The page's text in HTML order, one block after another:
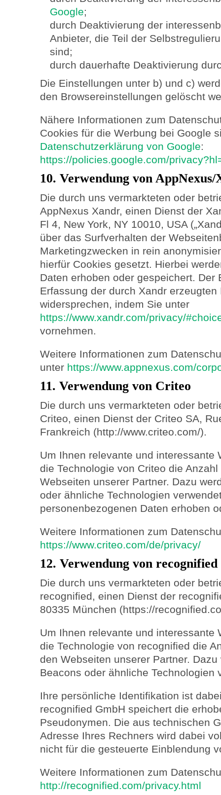
Google;
durch Deaktivierung der
Anbieter, die Teil der
sind;
durch dauerhafte Deaktivierung
Die Einstellungen unter b) und c)
den Browsereinstellungen gelöscht
Nähere Informationen zum
Cookies für die Werbung bei Google
Datenschutzerklärung von Google:
https://policies.google.com/
10. Verwendung von
Die durch uns vermarkteten oder
AppNexus Xandr, einen Dienst der
Fl 4, New York, NY 10010, USA
über das Surfverhalten der
Marketingzwecken in rein
hierfür Cookies gesetzt. Hierbei
Daten erhoben oder gespeichert. Der
Erfassung der durch Xandr
widersprechen, indem Sie unter
https://www.xandr.com/privacy/
vornehmen.
Weitere Informationen zum
unter https://www.appnexus.com/
11. Verwendung von Criteo
Die durch uns vermarkteten oder
Criteo, einen Dienst der Criteo SA,
Frankreich (http://www.criteo.com/).
Um Ihnen relevante und interessante
die Technologie von Criteo die
Webseiten unserer Partner. Dazu
oder ähnliche Technologien
personenbezogenen Daten erhoben
Weitere Informationen zum
https://www.criteo.com/de/privacy/
12. Verwendung von recognified
Die durch uns vermarkteten oder
recognified, einen Dienst der
80335 München (https://
Um Ihnen relevante und interessante
die Technologie von recognified die
den Webseiten unserer Partner.
Beacons oder ähnliche Technologien
Ihre persönliche Identifikation ist
recognified GmbH speichert die
Pseudonymen. Die aus technischen
Adresse Ihres Rechners wird dabei
nicht für die gesteuerte Einblendung
Weitere Informationen zum
http://recognified.com/privacy.html